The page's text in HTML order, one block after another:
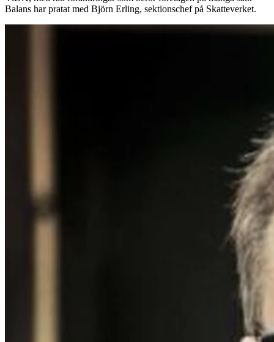
Balans har pratat med Björn Erling, sektionschef på Skatteverket.